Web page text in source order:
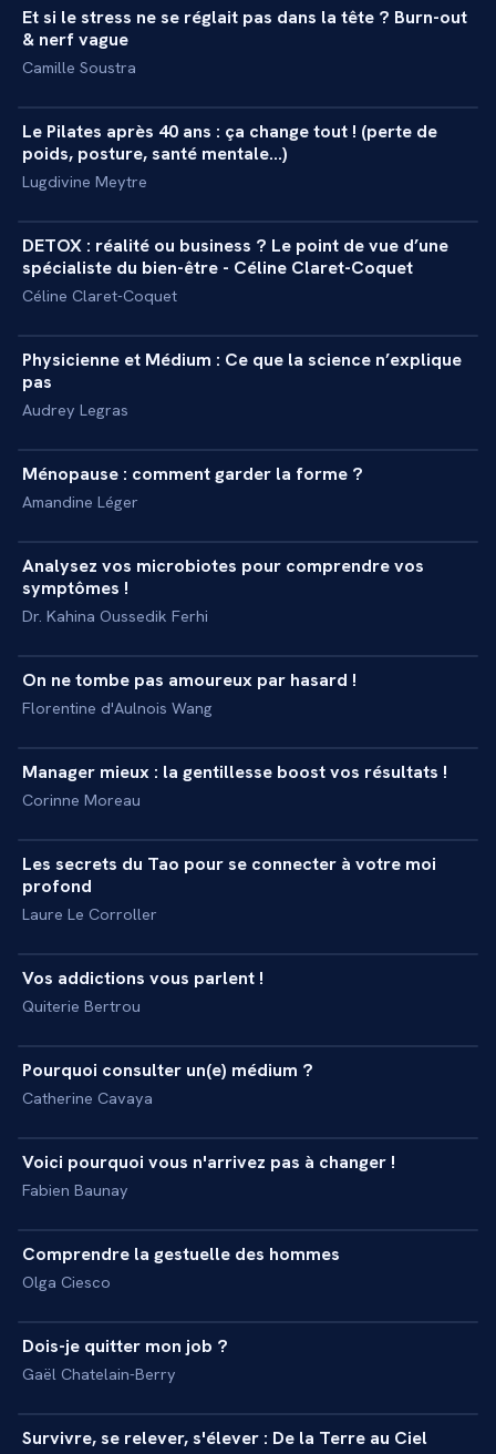
MASTERCLASS +
Et si le stress ne se réglait pas dans la tête ? Burn-out
& nerf vague
Camille Soustra
MASTERCLASS
Le Pilates après 40 ans : ça change tout ! (perte de
poids, posture, santé mentale...)
Lugdivine Meytre
INTERVIEW +
DETOX : réalité ou business ? Le point de vue d’une
spécialiste du bien-être - Céline Claret-Coquet
Céline Claret-Coquet
MASTERCLASS +
Physicienne et Médium : Ce que la science n’explique
pas
Audrey Legras
MASTERCLASS
Ménopause : comment garder la forme ?
Amandine Léger
MASTERCLASS
Analysez vos microbiotes pour comprendre vos
symptômes !
Dr. Kahina Oussedik Ferhi
MASTERCLASS
On ne tombe pas amoureux par hasard !
Florentine d'Aulnois Wang
INTERVIEW +
Manager mieux : la gentillesse boost vos résultats !
Corinne Moreau
MASTERCLASS
Les secrets du Tao pour se connecter à votre moi
profond
Laure Le Corroller
MASTERCLASS
Vos addictions vous parlent !
Quiterie Bertrou
INTERVIEW
Pourquoi consulter un(e) médium ?
Catherine Cavaya
MASTERCLASS
Voici pourquoi vous n'arrivez pas à changer !
Fabien Baunay
MASTERCLASS
Comprendre la gestuelle des hommes
Olga Ciesco
MASTERCLASS
Dois-je quitter mon job ?
Gaël Chatelain-Berry
INTERVIEW
Survivre, se relever, s'élever : De la Terre au Ciel